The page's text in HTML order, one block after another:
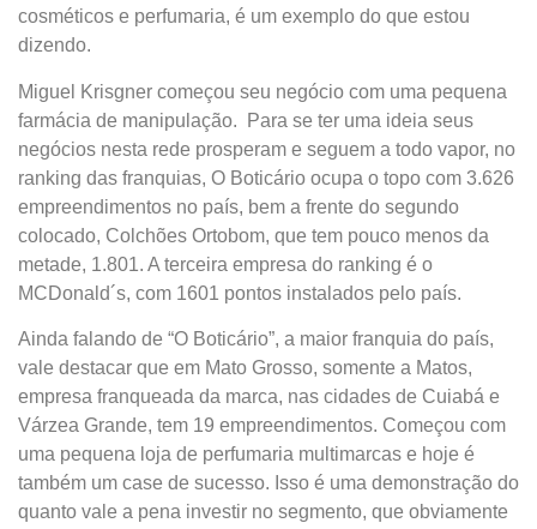
cosméticos e perfumaria, é um exemplo do que estou
dizendo.
Miguel Krisgner começou seu negócio com uma pequena
farmácia de manipulação. Para se ter uma ideia seus
negócios nesta rede prosperam e seguem a todo vapor, no
ranking das franquias, O Boticário ocupa o topo com 3.626
empreendimentos no país, bem a frente do segundo
colocado, Colchões Ortobom, que tem pouco menos da
metade, 1.801. A terceira empresa do ranking é o
MCDonald´s, com 1601 pontos instalados pelo país.
Ainda falando de “O Boticário”, a maior franquia do país,
vale destacar que em Mato Grosso, somente a Matos,
empresa franqueada da marca, nas cidades de Cuiabá e
Várzea Grande, tem 19 empreendimentos. Começou com
uma pequena loja de perfumaria multimarcas e hoje é
também um case de sucesso. Isso é uma demonstração do
quanto vale a pena investir no segmento, que obviamente